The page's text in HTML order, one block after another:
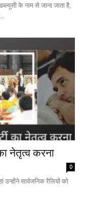
के नाम से जाना जाता है,
नेतृत्व करना
0
उन्होंने सार्वजनिक रैलियों को